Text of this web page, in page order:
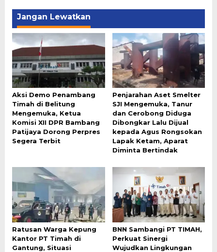
Jangan Lewatkan
Aksi Demo Penambang
Timah di Belitung
Mengemuka, Ketua
Komisi XII DPR Bambang
Patijaya Dorong Perpres
Segera Terbit
Penjarahan Aset Smelter
SJI Mengemuka, Tanur
dan Cerobong Diduga
Dibongkar Lalu Dijual
kepada Agus Rongsokan
Lapak Ketam, Aparat
Diminta Bertindak
Ratusan Warga Kepung
Kantor PT Timah di
Gantung, Situasi
BNN Sambangi PT TIMAH,
Perkuat Sinergi
Wujudkan Lingkungan